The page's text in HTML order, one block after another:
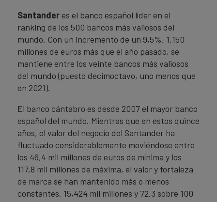
Santander es el banco español líder en el
ranking de los 500 bancos más valiosos del
mundo. Con un incremento de un 9,5%, 1.150
millones de euros más que el año pasado, se
mantiene entre los veinte bancos más valiosos
del mundo (puesto decimoctavo, uno menos que
en 2021).
El banco cántabro es desde 2007 el mayor banco
español del mundo. Mientras que en estos quince
años, el valor del negocio del Santander ha
fluctuado considerablemente moviéndose entre
los 46,4 mil millones de euros de mínima y los
117,8 mil millones de máxima, el valor y fortaleza
de marca se han mantenido más o menos
constantes. 15,424 mil millones y 72.3 sobre 100